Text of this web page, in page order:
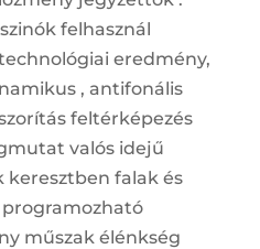
felhasznál
eredmény,
, antifonális
feltérképezés
valós idejű
keresztben falak és
műszak élénkség